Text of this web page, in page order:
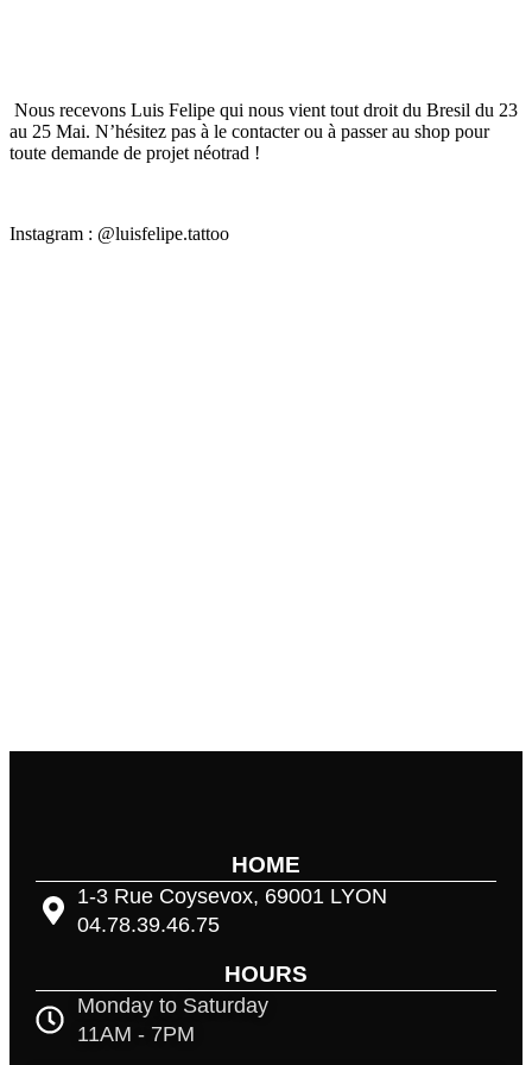
Nous recevons Luis Felipe qui nous vient tout droit du Bresil du 23
au 25 Mai. N’hésitez pas à le contacter ou à passer au shop pour
toute demande de projet néotrad !
Instagram : @luisfelipe.tattoo
HOME
1-3 Rue Coysevox, 69001 LYON
04.78.39.46.75
HOURS
Monday to Saturday
11AM - 7PM